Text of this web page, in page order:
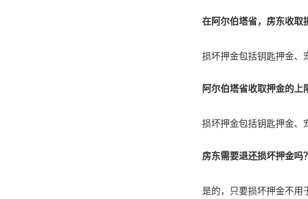
在阿尔伯塔省，房东收取
损坏押金包括钥匙押金、
阿尔伯塔省收取押金的上
损坏押金包括钥匙押金、
房东需要退还损坏押金吗？
是的，只要损坏押金不用